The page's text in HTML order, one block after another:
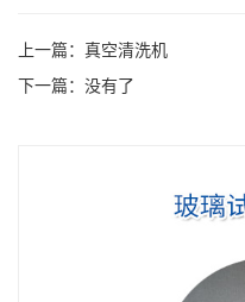
上一篇： 真空清洗机
下一篇：没有了